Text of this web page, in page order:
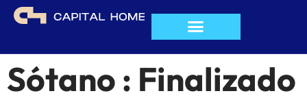
Sótano : Finalizado